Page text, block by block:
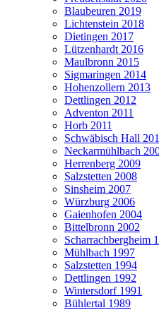
Blaubeuren 2019
Lichtenstein 2018
Dietingen 2017
Lützenhardt 2016
Maulbronn 2015
Sigmaringen 2014
Hohenzollern 2013
Dettlingen 2012
Adventon 2011
Horb 2011
Schwäbisch Hall
Neckarmühlbach
Herrenberg 2009
Salzstetten 2008
Sinsheim 2007
Würzburg 2006
Gaienhofen 2004
Bittelbronn 2002
Scharrachbergheim
Mühlbach 1997
Salzstetten 1994
Dettlingen 1992
Wintersdorf 1991
Bühlertal 1989